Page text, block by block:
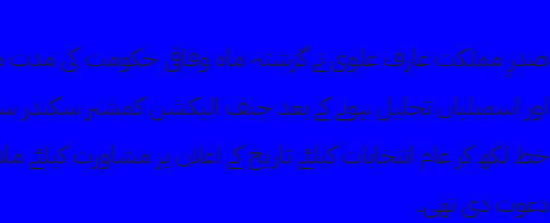
صدرِ مملکت عارف علوی نے گزشتہ ماہ وفاقی حکومت کی مدت
اور اسمبلیاں تحلیل ہونے کے بعد چیف الیکشن کمشنر سکندر
خط لکھ کر عام انتخابات کیلئے تاریخ کے اعلان پر مشاورت کیلئے
دعوت دی تھی۔